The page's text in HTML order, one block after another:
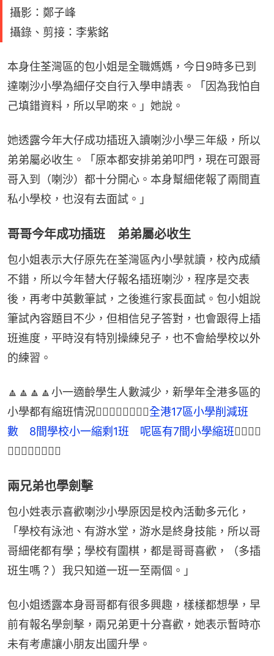
攝影：鄭子峰
攝錄、剪接：李紫銘
本身住荃灣區的包小姐是全職媽媽，今日9時多已到
達喇沙小學為細仔交自行入學申請表。「因為我怕自
己填錯資料，所以早啲來。」她說。
她透露今年大仔成功插班入讀喇沙小學三年級，所以
弟弟屬必收生。「原本都安排弟弟叩門，現在可跟哥
哥入到（喇沙）都十分開心。本身幫細佬報了兩間直
私小學校，也沒有去面試。」
哥哥今年成功插班 弟弟屬必收生
包小姐表示大仔原先在荃灣區內小學就讀，校內成績
不錯，所以今年替大仔報名插班喇沙，程序是交表
後，再考中英數筆試，之後進行家長面試。包小姐說
筆試內容題目不少，但相信兒子答對，也會跟得上插
班進度，平時沒有特別操練兒子，也不會給學校以外
的練習。
🔼🔼🔼🔼小一適齡學生人數減少，新學年全港多區的
小學都有縮班情況👉🏻👉🏻👉🏻👉🏻全港17區小學削減班
數　8間學校小一縮剩1班　呢區有7間小學縮班👈🏻👈🏻
👈🏻👈🏻🔼🔼🔼🔼
兩兄弟也學劍擊
包小姓表示喜歡喇沙小學原因是校內活動多元化，
「學校有泳池、有游水堂，游水是終身技能，所以哥
哥細佬都有學；學校有圍棋，都是哥哥喜歡，（多插
班生嗎？）我只知道一班一至兩個。」
包小姐透露本身哥哥都有很多興趣，樣樣都想學，早
前有報名學劍擊，兩兄弟更十分喜歡，她表示暫時亦
未有考慮讓小朋友出國升學。